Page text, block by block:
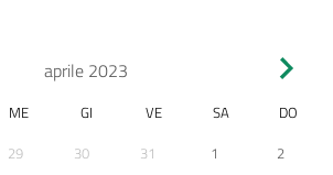
aprile 2023
ME GI VE SA
DO
29 30 31 1
2